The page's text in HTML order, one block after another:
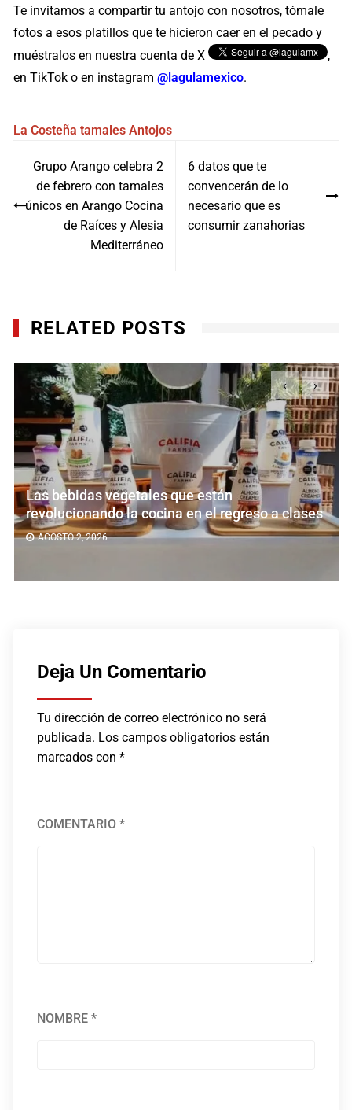
Te invitamos a compartir tu antojo con nosotros, tómale
fotos a esos platillos que te hicieron caer en el pecado y
muéstralos en nuestra cuenta de X
,
en TikTok o en instagram@lagulamexico.
La Costeña tamales Antojos
de
entradas
Grupo Arango celebra 2
de febrero con tamales
únicos en Arango Cocina
de Raíces y Alesia
Mediterráneo
6 datos que te
convencerán de lo
necesario que es
consumir zanahorias
RELATED POSTS
Las bebidas vegetales que están
revolucionando la cocina en el regreso a clases
AGOSTO 2, 2026
‹ ›
Deja Un Comentario
Tu dirección de correo electrónico no será
publicada. Los campos obligatorios están
marcados con*
COMENTARIO*
NOMBRE*